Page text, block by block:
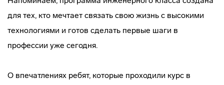
для тех, кто мечтает связать свою жизнь с высокими
технологиями и готов сделать первые шаги в
профессии уже сегодня.
О впечатлениях ребят, которые проходили курс в